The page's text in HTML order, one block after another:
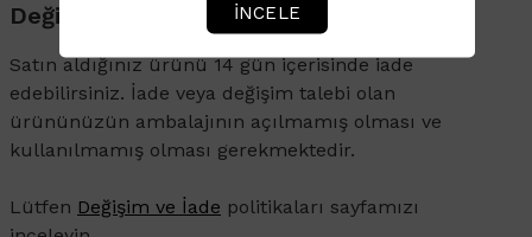
Değişim & İade
Satın aldığınız ürünü 14 gün içerisinde iade
edebilirsiniz. İade veya değişim talebi olan
ürününüzün ambalajının açılmamış olması ve
kullanılmamış olması gerekmektedir.
Lütfen Değişim ve İade politikaları sayfamızı
İNCELE